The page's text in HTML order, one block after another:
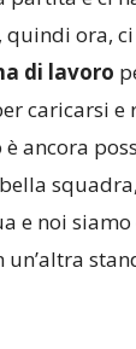
ora,
di lavoro
caricarsi e
ancora
e noi
un’altra